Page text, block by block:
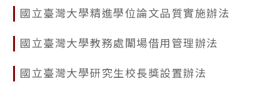
國立臺灣大學精進學位論文品質實施辦法
國立臺灣大學教務處闈場借用管理辦法
國立臺灣大學研究生校長獎設置辦法